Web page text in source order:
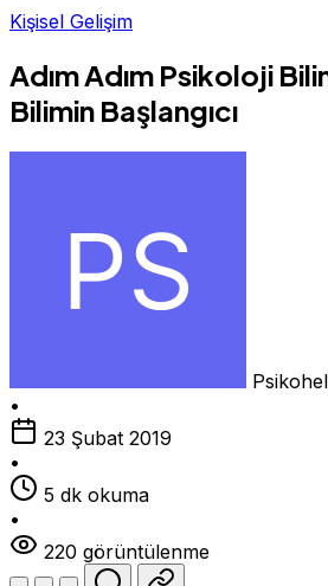
Kişisel Gelişim
Adım Adım Psikoloji
Bilimin Başlangıcı
•
23 Şubat 2019
•
5 dk okuma
•
220 görüntülenme